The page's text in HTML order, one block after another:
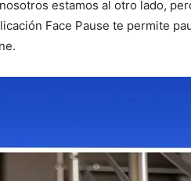
estamos al otro lado,
Face Pause te permite